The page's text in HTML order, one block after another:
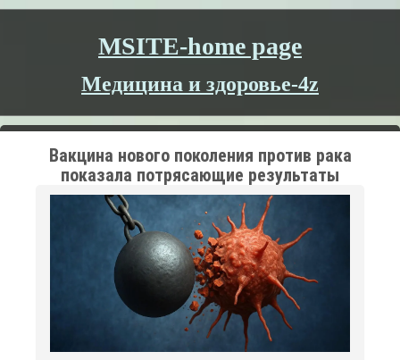
MSITE-home page
Медицина и здоровье-4z
Вакцина нового поколения против рака
показала потрясающие результаты